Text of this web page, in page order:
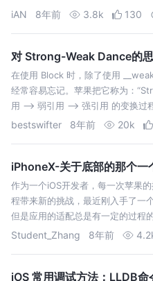
节是各大APP浓妆艳抹展现自己衣
iAN 8年前 3.8k 130
对 Strong-Weak Dance的
在使用 Block 时，除了使用
经常容易忘记。苹果把它称为：
用 --> 弱引用 --> 强引用 的变换过
之前，我们首先来看看一般的写法
bestswifter 8年前 20k
iPhoneX-关于底部的那个一
作为一个iOS开发者，每一次苹果
程带来新的挑战，最近刚入手了一
但是应用的适配总是有一定的过程
个体验就不是很好了，在看视频的
Student_Zhang 8年前
iOS 常用调试方法：LLDB命